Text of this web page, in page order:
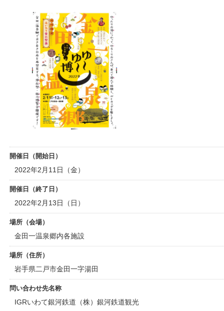
開催日（開始日）
2022年2月11日（金）
開催日（終了日）
2022年2月13日（日）
場所（会場）
金田一温泉郷内各施設
場所（住所）
岩手県二戸市金田一字湯田
問い合わせ先名称
IGRいわて銀河鉄道（株）銀河鉄道観光